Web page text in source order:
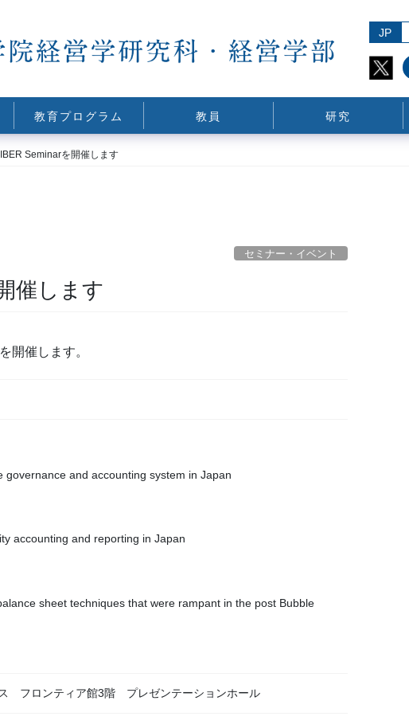
JP
教育プログラム 教員 研究
Seminarを開催します
セミナー・イベント
催します
開催します。
governance and accounting system in Japan
accounting and reporting in Japan
sheet techniques that were rampant in the post Bubble
フロンティア館3階 プレゼンテーションホール